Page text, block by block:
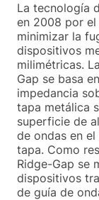
La tecnología
en 2008 por el
minimizar la
dispositivos
milimétricas.
Gap se basa
impedancia
tapa metálica
superficie de
de ondas en
tapa. Como
Ridge-Gap se
dispositivos
de guía de